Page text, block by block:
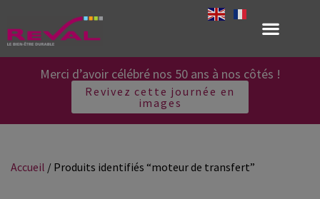
Merci d’avoir célébré nos 50 ans à nos côtés !
Revivez cette journée en
images
Accueil / Produits identifiés “moteur de transfert”